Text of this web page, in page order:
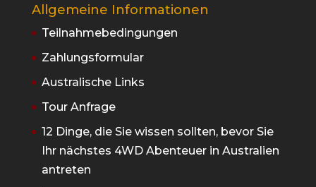
Allgemeine Informationen
Teilnahmebedingungen
Zahlungsformular
Australische Links
Tour Anfrage
12 Dinge, die Sie wissen sollten, bevor Sie
Ihr nächstes 4WD Abenteuer in Australien
antreten